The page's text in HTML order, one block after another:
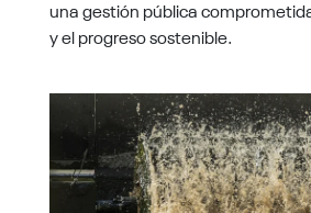
una gestión pública
y el progreso sostenible.